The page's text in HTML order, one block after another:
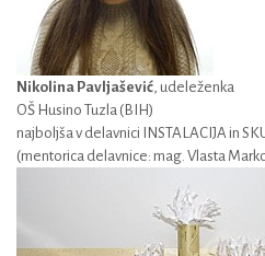
Nikolina Pavljašević , udeleženka
OŠ Husino Tuzla (BIH)
najboljša v delavnici INSTALACIJA in
(mentorica delavnice: mag. Vlasta